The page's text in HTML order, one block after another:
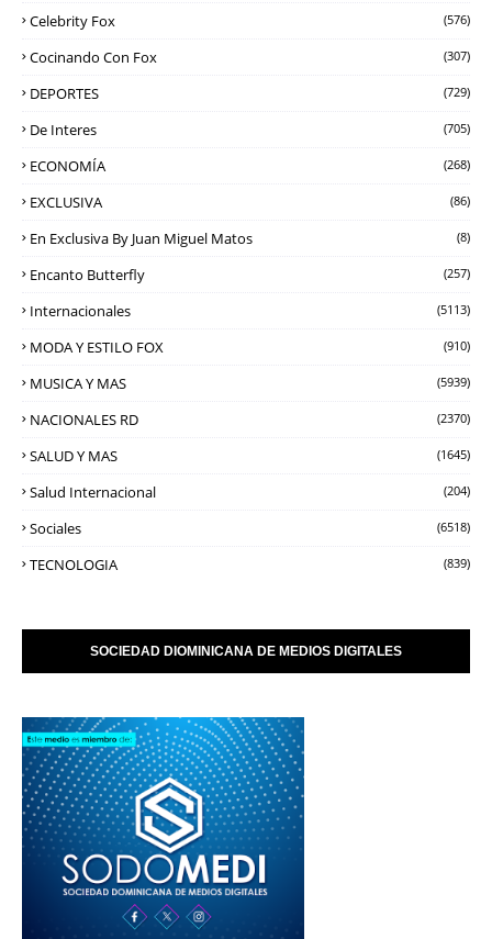
Celebrity Fox (576)
Cocinando Con Fox (307)
DEPORTES (729)
De Interes (705)
ECONOMÍA (268)
EXCLUSIVA (86)
En Exclusiva By Juan Miguel Matos (8)
Encanto Butterfly (257)
Internacionales (5113)
MODA Y ESTILO FOX (910)
MUSICA Y MAS (5939)
NACIONALES RD (2370)
SALUD Y MAS (1645)
Salud Internacional (204)
Sociales (6518)
TECNOLOGIA (839)
SOCIEDAD DIOMINICANA DE MEDIOS DIGITALES